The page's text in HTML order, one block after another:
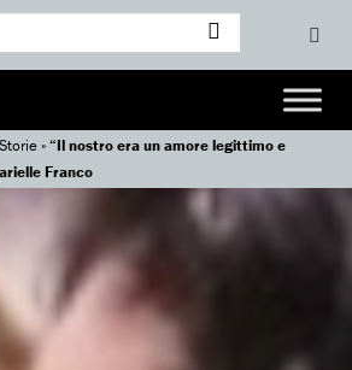
Storie»“Il nostro era un amore legittimo e
Franco